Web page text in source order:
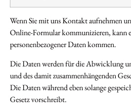
Wenn Sie mit uns Kontakt aufnehmen
Online-Formular kommunizieren, kann
personenbezogener Daten kommen.
Die Daten werden für die Abwicklung
und des damit zusammenhängenden
Die Daten während eben solange
Gesetz vorschreibt.